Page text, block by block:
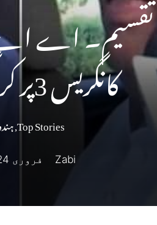
کانگریس 3پر کریگی مقابلہ
Top Stories
,
Zabi فروری 24, 2024